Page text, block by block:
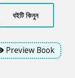
বইটি কিনুন
Preview Book